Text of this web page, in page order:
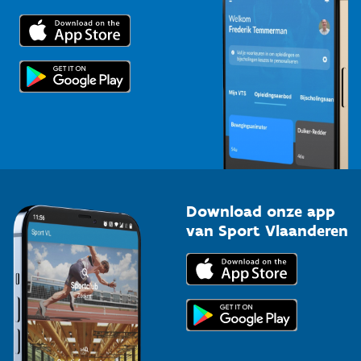
Trainers en begeleiders
Topsporters
Voor de pers
Download onze app
van Sport Vlaanderen